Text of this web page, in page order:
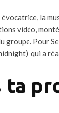
évocatrice, la
vidéo,
groupe. Pour
qui a
ta